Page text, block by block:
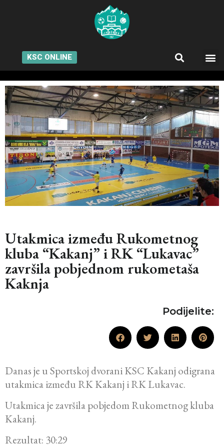
KSC ONLINE
Utakmica između Rukometnog
kluba “Kakanj” i RK “Lukavac”
završila pobjednom rukometaša
Kaknja
Podijelite:
Danas je u Sportskoj dvorani KSC Kakanj odigrana
utakmica između RK Kakanj i RK Lukavac.
Utakmica je završila pobjedom Rukometnog kluba
Kakanj.
Rezultat: 30:29